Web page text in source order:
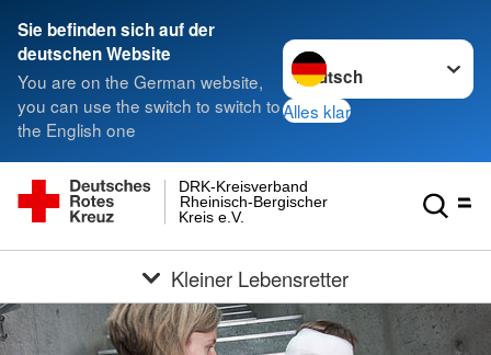
Sie befinden sich auf der
deutschen Website
You are on the German website,
you can use the switch to switch to
the English one
Sprache wechseln zu
Alles klar
Kreis e.V.
Rheinisch-Bergischer
DRK-Kreisverband
Kleiner Lebensretter